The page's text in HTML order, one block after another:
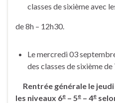
classes de sixième avec
de 8h – 12h30.
Le mercredi 03
des classes de sixième de
Rentrée générale le
les niveaux 6e – 5e – 4e